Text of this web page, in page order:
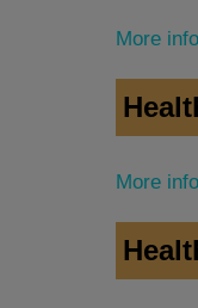
More
More